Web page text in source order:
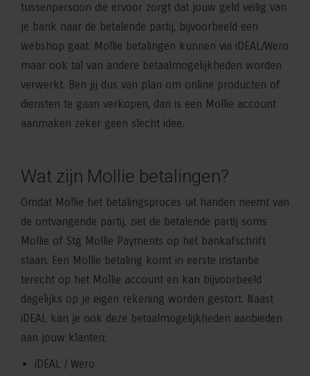
tussenpersoon die ervoor zorgt dat jouw geld veilig van
je bank naar de betalende partij, bijvoorbeeld een
webshop gaat. Mollie betalingen kunnen via iDEAL/Wero
maar ook tal van andere betaalmogelijkheden worden
verwerkt. Ben jij dus van plan om online producten of
diensten te gaan verkopen, dan is een Mollie account
aanmaken zeker geen slecht idee.
Wat zijn Mollie betalingen?
Omdat Mollie het betalingsproces uit handen neemt van
de ontvangende partij, ziet de betalende partij soms
Mollie of Stg Mollie Payments op het bankafschrift
staan. Een Mollie betaling komt in eerste instantie
terecht op het Mollie account en kan bijvoorbeeld
dagelijks op je eigen rekening worden gestort. Naast
iDEAL kan je ook deze betaalmogelijkheden aanbieden
aan jouw klanten:
iDEAL / Wero